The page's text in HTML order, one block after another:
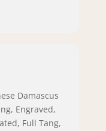
Damascus
Engraved,
Full Tang,